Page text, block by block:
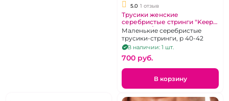
5.0 1 отзыв
Трусики женские
серебристые стринги "Keep
Away" XS/S
Маленькие серебристые
трусики-стринги, р 40-42
В наличии: 1 шт.
700 pуб.
В корзину